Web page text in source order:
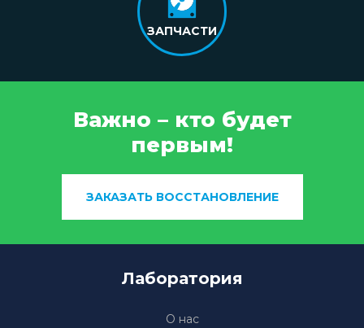
ЗАПЧАСТИ
Важно – кто будет
первым!
ЗАКАЗАТЬ ВОССТАНОВЛЕНИЕ
Лаборатория
О нас